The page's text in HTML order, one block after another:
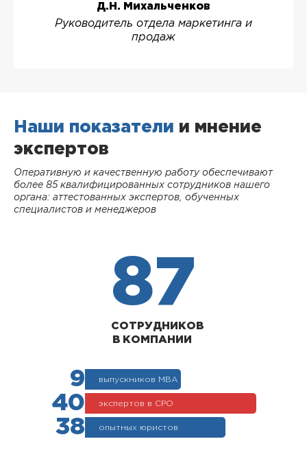
Д.Н. Михальченков
Руководитель отдела маркетинга и
продаж
Наши показатели и мнение
экспертов
Оперативную и качественную работу обеспечивают
более 85 квалифицированных сотрудников нашего
органа: аттестованных экспертов, обученных
специалистов и менеджеров
87
СОТРУДНИКОВ
В КОМПАНИИ
9 выпускников МВА
40 экспертов в СРО
38 опытных юристов